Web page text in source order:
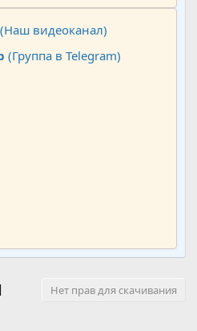
(Наш видеоканал)
(Группа в Telegram)
Нет прав для скачивания